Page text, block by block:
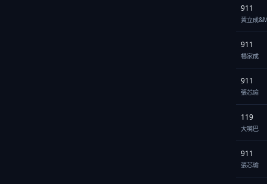
911
黃立成
911
楊家成
911
張芯瑜
119
大嘴巴
911
張芯瑜